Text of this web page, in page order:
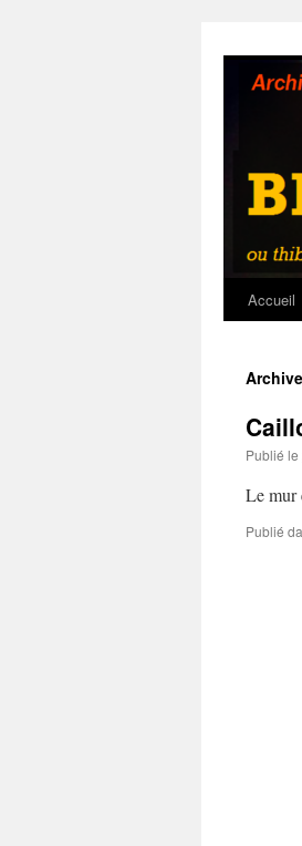
contenu
Accueil
Publié le
Le mur
Publié